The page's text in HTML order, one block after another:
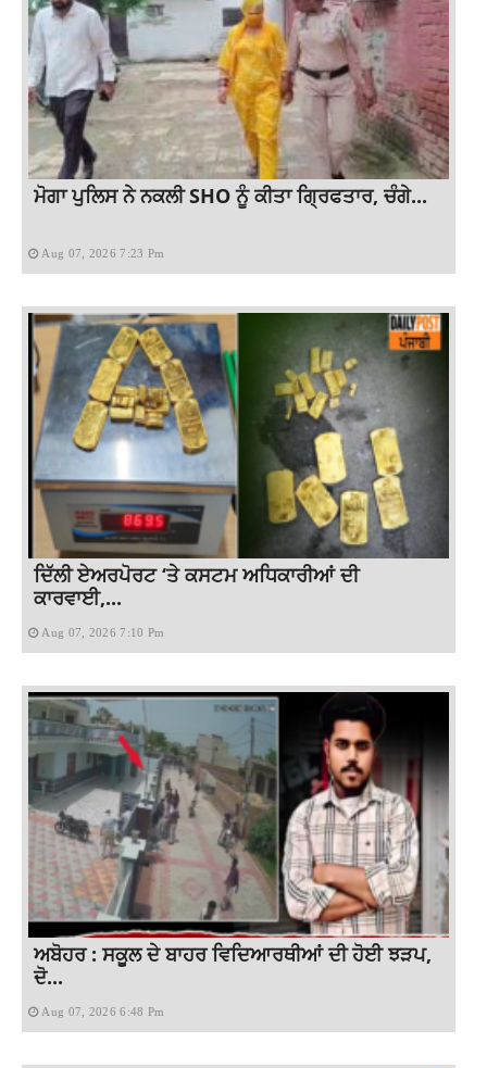
ਮੋਗਾ ਪੁਲਿਸ ਨੇ ਨਕਲੀ SHO ਨੂੰ ਕੀਤਾ ਗ੍ਰਿਫਤਾਰ, ਚੰਗੇ...
Aug 07, 2026 7:23 Pm
ਦਿੱਲੀ ਏਅਰਪੋਰਟ ‘ਤੇ ਕਸਟਮ ਅਧਿਕਾਰੀਆਂ ਦੀ
ਕਾਰਵਾਈ,...
Aug 07, 2026 7:10 Pm
ਅਬੋਹਰ : ਸਕੂਲ ਦੇ ਬਾਹਰ ਵਿਦਿਆਰਥੀਆਂ ਦੀ ਹੋਈ ਝੜਪ,
ਦੋ...
Aug 07, 2026 6:48 Pm